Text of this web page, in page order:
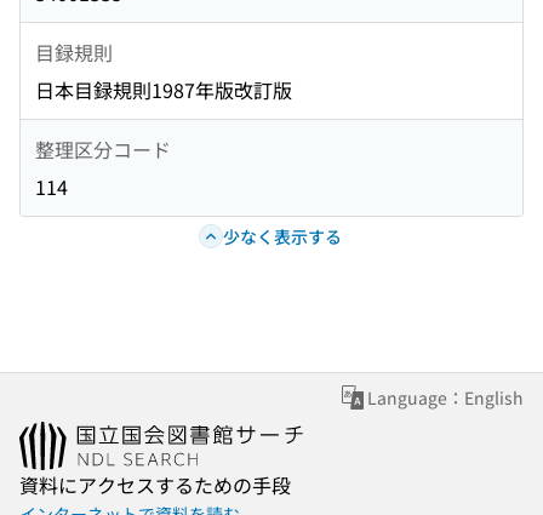
目録規則
日本目録規則1987年版改訂版
整理区分コード
114
少なく表示する
Language：English
資料にアクセスするための手段